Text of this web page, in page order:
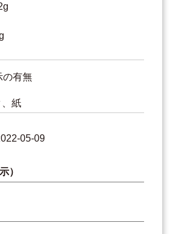
の有無
紙
05-09
）